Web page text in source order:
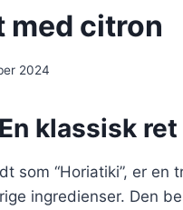
citron
2024
klassisk
som “Horiatiki”, er
ingredienser. Den